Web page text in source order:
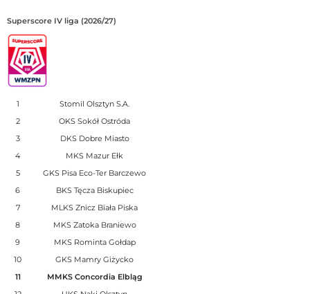
Superscore IV liga (2026/27)
1
Stomil Olsztyn S.A.
2
OKS Sokół Ostróda
3
DKS Dobre Miasto
4
MKS Mazur Ełk
5
GKS Pisa Eco-Ter Barczewo
6
BKS Tęcza Biskupiec
7
MLKS Znicz Biała Piska
8
MKS Zatoka Braniewo
9
MKS Rominta Gołdap
10
GKS Mamry Giżycko
11
MMKS Concordia Elbląg